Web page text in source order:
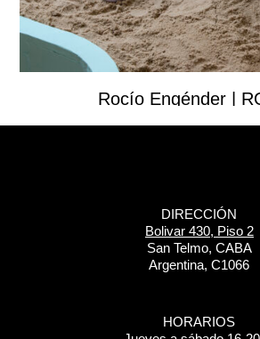
Rocío Engénder |
DIRECCIÓN
Bolivar 430, Piso 2
San Telmo, CABA
Argentina, C1066
HORARIOS